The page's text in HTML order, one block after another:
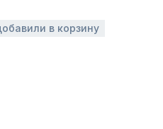
в корзину